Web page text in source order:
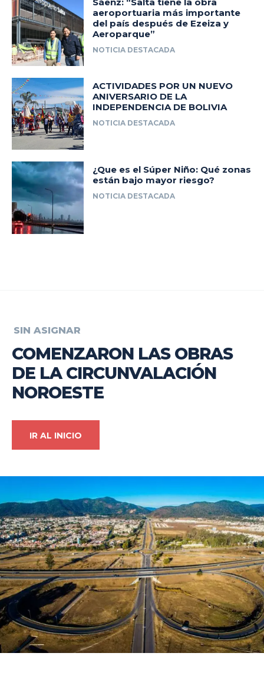
aeroportuaria más importante
del país después de Ezeiza y
Aeroparque”
NOTICIA DESTACADA
ACTIVIDADES POR UN NUEVO
ANIVERSARIO DE LA
INDEPENDENCIA DE BOLIVIA
NOTICIA DESTACADA
¿Que es el Súper Niño: Qué zonas
están bajo mayor riesgo?
NOTICIA DESTACADA